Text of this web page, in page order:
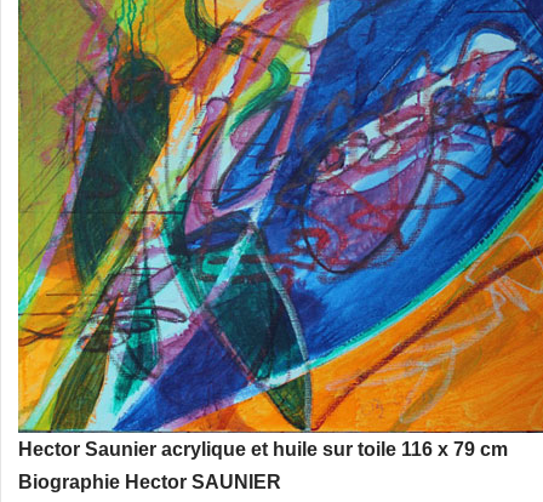
Hector Saunier acrylique et huile sur toile 116 x 79 cm
Biographie Hector SAUNIER